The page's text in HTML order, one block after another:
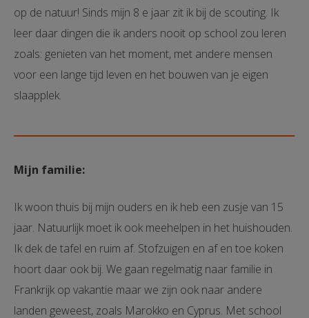
op de natuur! Sinds mijn 8 e jaar zit ik bij de scouting. Ik
leer daar dingen die ik anders nooit op school zou leren
zoals: genieten van het moment, met andere mensen
voor een lange tijd leven en het bouwen van je eigen
slaapplek.
Mijn familie:
Ik woon thuis bij mijn ouders en ik heb een zusje van 15
jaar. Natuurlijk moet ik ook meehelpen in het huishouden.
Ik dek de tafel en ruim af. Stofzuigen en af en toe koken
hoort daar ook bij. We gaan regelmatig naar familie in
Frankrijk op vakantie maar we zijn ook naar andere
landen geweest, zoals Marokko en Cyprus. Met school